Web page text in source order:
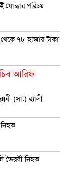
যোদ্ধার পরিচয়
৭৮ হাজার টাকা
আরিফ
(সা.) র‌্যালী
ভৈরবী নিহত